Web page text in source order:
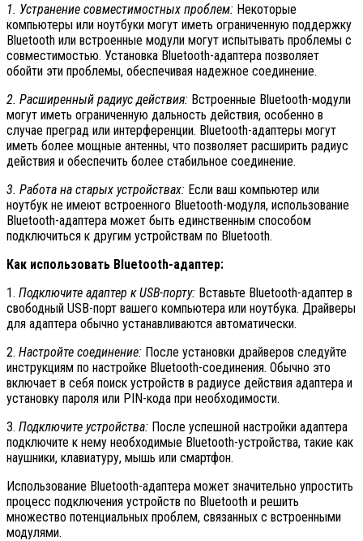
1. Устранение совместимостных проблем: Некоторые
компьютеры или ноутбуки могут иметь ограниченную поддержку
Bluetooth или встроенные модули могут испытывать проблемы с
совместимостью. Установка Bluetooth-адаптера позволяет
обойти эти проблемы, обеспечивая надежное соединение.
2. Расширенный радиус действия: Встроенные Bluetooth-модули
могут иметь ограниченную дальность действия, особенно в
случае преград или интерференции. Bluetooth-адаптеры могут
иметь более мощные антенны, что позволяет расширить радиус
действия и обеспечить более стабильное соединение.
3. Работа на старых устройствах: Если ваш компьютер или
ноутбук не имеют встроенного Bluetooth-модуля, использование
Bluetooth-адаптера может быть единственным способом
подключиться к другим устройствам по Bluetooth.
Как использовать Bluetooth-адаптер:
1. Подключите адаптер к USB-порту: Вставьте Bluetooth-адаптер в
свободный USB-порт вашего компьютера или ноутбука. Драйверы
для адаптера обычно устанавливаются автоматически.
2. Настройте соединение: После установки драйверов следуйте
инструкциям по настройке Bluetooth-соединения. Обычно это
включает в себя поиск устройств в радиусе действия адаптера и
установку пароля или PIN-кода при необходимости.
3. Подключите устройства: После успешной настройки адаптера
подключите к нему необходимые Bluetooth-устройства, такие как
наушники, клавиатуру, мышь или смартфон.
Использование Bluetooth-адаптера может значительно упростить
процесс подключения устройств по Bluetooth и решить
множество потенциальных проблем, связанных с встроенными
модулями.